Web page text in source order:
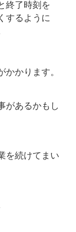
終了時刻を
するように
かります。
があるかもし
を続けてまい